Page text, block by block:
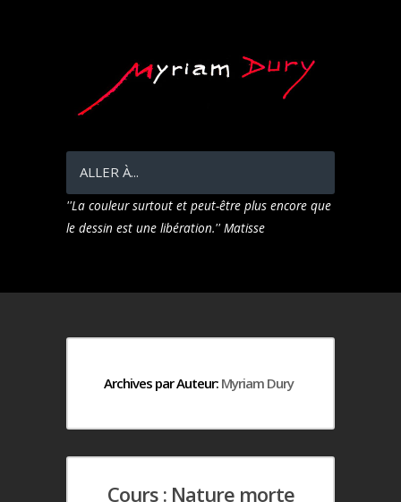
ALLER À...
Archives par Auteur: Myriam Dury
Cours : Nature morte